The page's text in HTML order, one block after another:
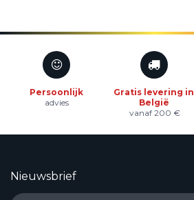
Persoonlijk
advies
Gratis levering in
België
vanaf 200 €
Nieuwsbrief